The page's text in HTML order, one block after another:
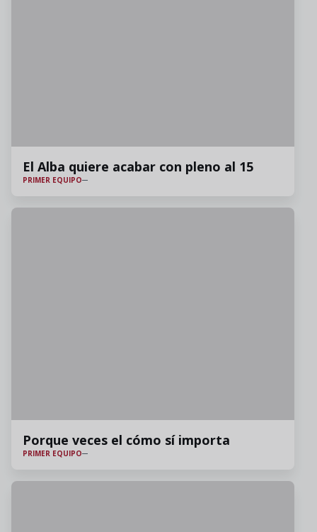
El Alba quiere acabar con pleno al 15
PRIMER EQUIPO
Porque veces el cómo sí importa
PRIMER EQUIPO